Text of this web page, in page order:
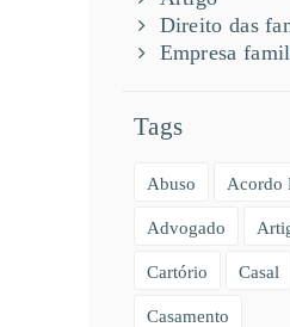
Direito das
Empresa
Tags
Abuso Acordo
Advogado
Cartório Casal
Casamento